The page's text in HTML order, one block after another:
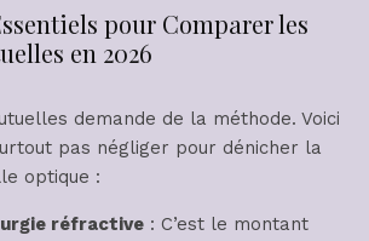
pour Comparer les
en 2026
demande de la méthode. Voici
pas négliger pour dénicher la
optique :
réfractive : C’est le montant